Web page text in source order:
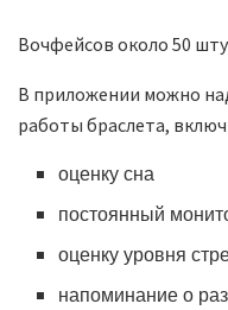
Вочфейсов около 50
В приложении можно
работы браслета,
оценку сна
постоянный
оценку уровня
напоминание о